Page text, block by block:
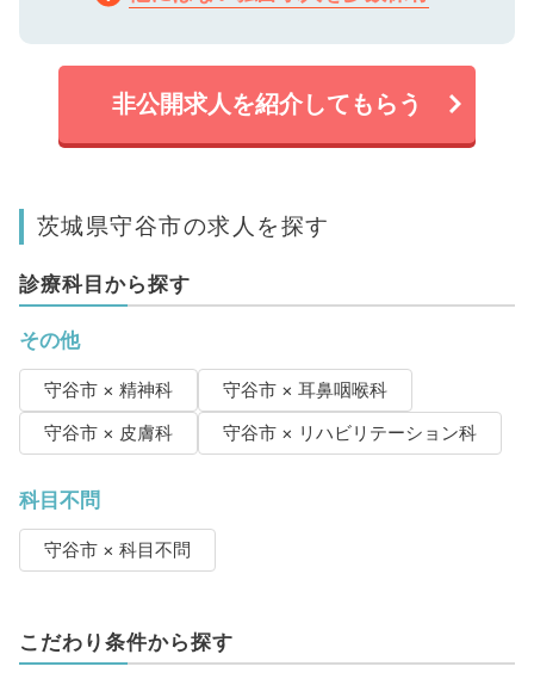
非公開求人を紹介してもらう
茨城県守谷市の求人を探す
診療科目から探す
その他
守谷市 × 精神科
守谷市 × 耳鼻咽喉科
守谷市 × 皮膚科
守谷市 × リハビリテーション科
科目不問
守谷市 × 科目不問
こだわり条件から探す